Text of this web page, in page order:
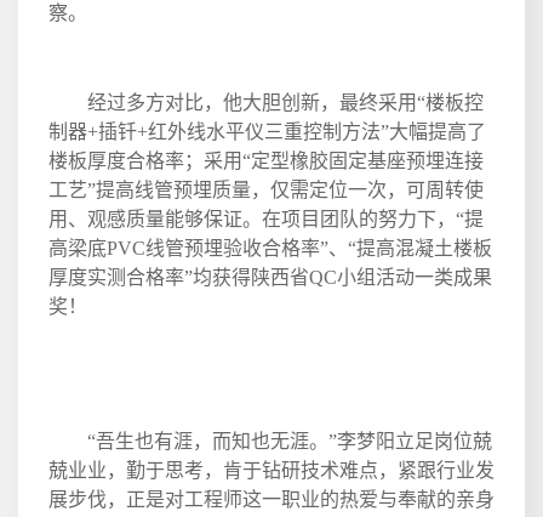
察。
经过多方对比，他大胆创新，最终采用“楼板控
制器+插钎+红外线水平仪三重控制方法”大幅提高了
楼板厚度合格率；采用“定型橡胶固定基座预埋连接
工艺”提高线管预埋质量，仅需定位一次，可周转使
用、观感质量能够保证。在项目团队的努力下，“提
高梁底PVC线管预埋验收合格率”、“提高混凝土楼板
厚度实测合格率”均获得陕西省QC小组活动一类成果
奖！
“吾生也有涯，而知也无涯。”李梦阳立足岗位兢
兢业业，勤于思考，肯于钻研技术难点，紧跟行业发
展步伐，正是对工程师这一职业的热爱与奉献的亲身